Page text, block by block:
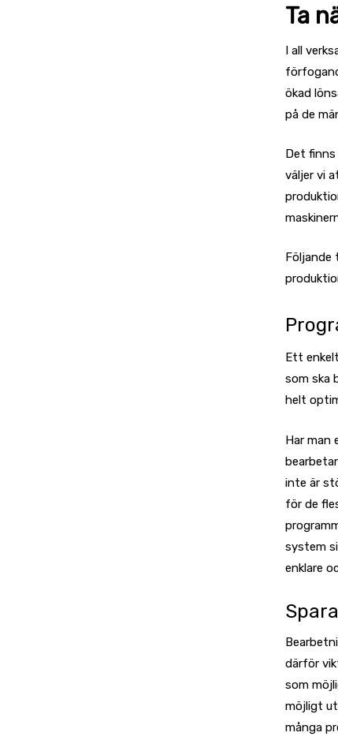
Ta
I all
ökad
på de
Det
väljer vi
Följande
Ett
som ska
helt
Har man
inte är
för de
system
enklare
därför
som
möjligt
många